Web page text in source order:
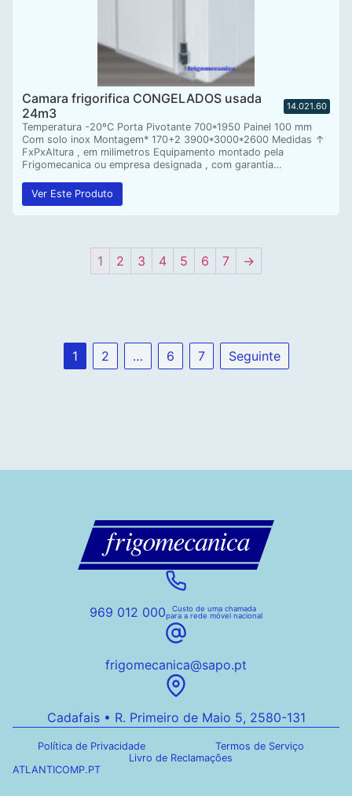
Camara frigorifica CONGELADOS usada
24m3
14.021.60
Temperatura -20ºC Porta Pivotante 700*1950 Painel 100 mm
Com solo inox Montagem* 170+2 3900*3000*2600 Medidas ↑
FxPxAltura , em milimetros Equipamento montado pela
Frigomecanica ou empresa designada , com garantia…
Ver Este Produto
1 2 3 4 5 6 7 →
1 2 … 6 7 Seguinte
969 012 000
Custo de uma chamada
para a rede móvel nacional
frigomecanica@sapo.pt
Cadafais • R. Primeiro de Maio 5, 2580-131
Política de Privacidade
Termos de Serviço
Livro de Reclamações
ATLANTICOMP.PT